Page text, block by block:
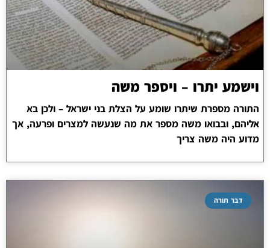
וישמע יתרו – ויספר משה
התורה מספרת שיתרו שומע על הצלת בני ישראל – ולכן בא
אליהם, ובבואו משה מספר את מה שנעשה למצרים ופרעה, אך
מדוע היה משה צריך
דבר תורה